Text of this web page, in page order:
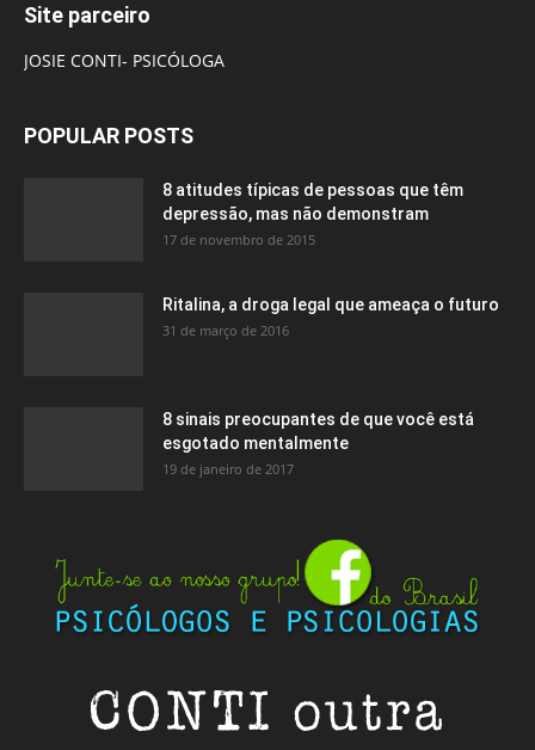
Site parceiro
JOSIE CONTI- PSICÓLOGA
POPULAR POSTS
8 atitudes típicas de pessoas que têm
depressão, mas não demonstram
17 de novembro de 2015
Ritalina, a droga legal que ameaça o futuro
31 de março de 2016
8 sinais preocupantes de que você está
esgotado mentalmente
19 de janeiro de 2017